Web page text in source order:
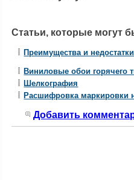
Статьи, которые могут
Преимущества и
Виниловые обои горячего
Шелкография
Расшифровка маркировки
Добавить